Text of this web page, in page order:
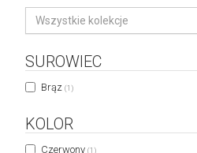
Wszystkie kolekcje
SUROWIEC
Brąz (1)
KOLOR
Czerwony (1)